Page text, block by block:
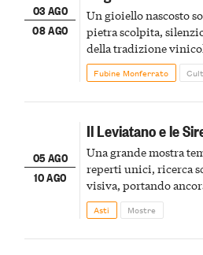
03 AGO
08 AGO
Un gioiello nascosto
pietra scolpita,
della tradizione
Fubine Monferrato
05 AGO
10 AGO
Il Leviatano e le
Una grande mostra
reperti unici, ricerca
visiva, portando
della scena le
Asti Mostre